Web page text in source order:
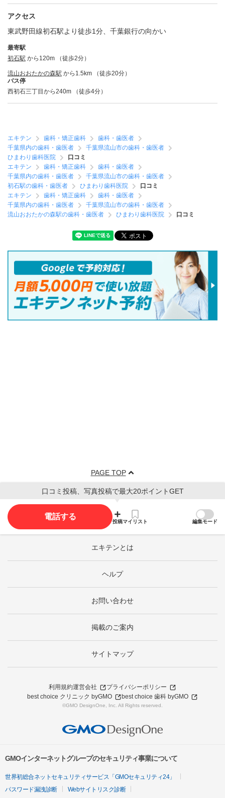
アクセス
東武野田線初石駅より徒歩1分、千葉銀行の向かい
最寄駅
初石駅 から120m （徒歩2分）
流山おおたかの森駅 から1.5km （徒歩20分）
バス停
西初石三丁目から240m （徒歩4分）
エキテン 歯科・矯正歯科
歯科・歯医者
千葉県内の歯科・歯医者
千葉県流山市の歯科・歯医者
ひまわり歯科医院
口コミ
エキテン
歯科・矯正歯科
歯科・歯医者
千葉県内の歯科・歯医者
千葉県流山市の歯科・歯医者
初石駅の歯科・歯医者
ひまわり歯科医院
口コミ
エキテン
歯科・矯正歯科
歯科・歯医者
千葉県内の歯科・歯医者
千葉県流山市の歯科・歯医者
流山おおたかの森駅の歯科・歯医者
ひまわり歯科医院 口コミ
PAGE TOP
口コミ投稿、写真投稿で最大20ポイントGET
電話する
投稿マイリスト 編集モード
エキテンとは
ヘルプ
お問い合わせ
掲載のご案内
サイトマップ
利用規約運営会社
プライバシーポリシー
best choice クリニック byGMO
best choice 歯科 byGMO
©GMO DesignOne, Inc. All Rights reserved.
GMOインターネットグループのセキュリティ事業について
世界初総合ネットセキュリティサービス「GMOセキュリティ24」
パスワード漏洩診断
Webサイトリスク診断